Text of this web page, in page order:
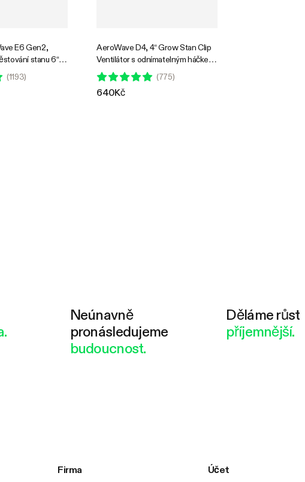
E6 Gen2,
stanu 6“,
ovládání,
ventilátor, černý
(1193)
AeroWave D4, 4“ Grow Stan Clip
Ventilátor s odnímatelným háčkem,
černý
(775)
640Kč
Neúnavně
pronásledujeme
budoucnost.
Děláme růst
příjemnější.
Firma Účet